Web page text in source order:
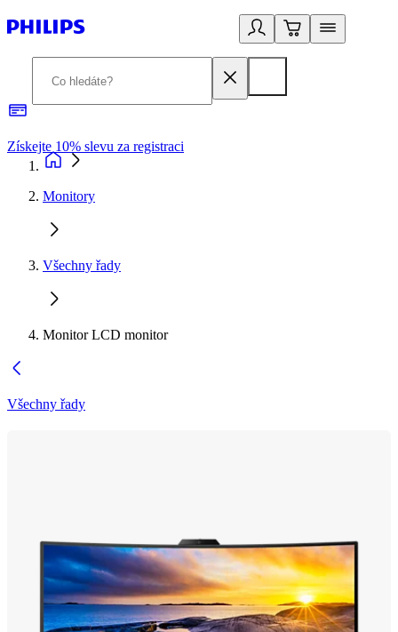
Získejte 10% slevu za registraci
Monitory
Všechny řady
Monitor LCD monitor
Všechny řady